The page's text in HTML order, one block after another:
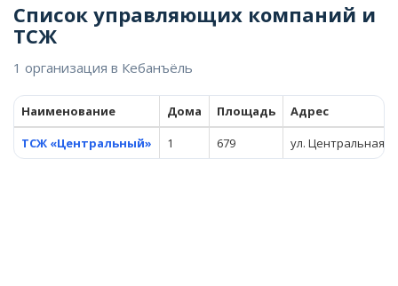
Список управляющих компаний и
ТСЖ
1 организация в Кебанъёль
Наименование Дома Площадь
Адрес
ТСЖ «Центральный»
1 679 ул. Центральная,